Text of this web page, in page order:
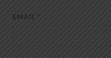
EMAIL *